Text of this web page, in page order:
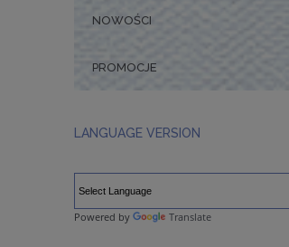
NOWOŚCI
PROMOCJE
LANGUAGE VERSION
Powered by Translate